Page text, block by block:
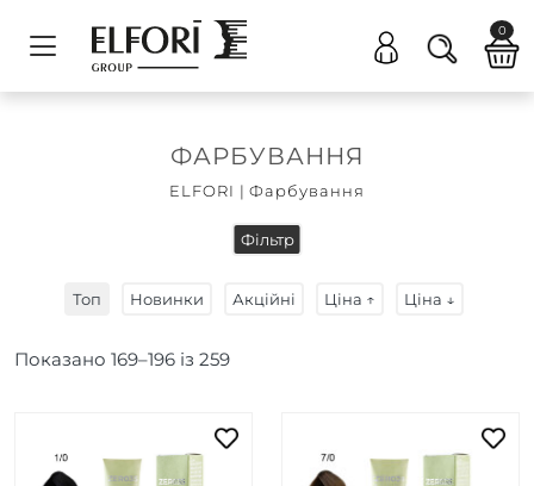
0
ФАРБУВАННЯ
ELFORI | Фарбування
Фільтр
Топ Новинки Акційні Ціна ↑ Ціна ↓
Показано 169–196 із 259